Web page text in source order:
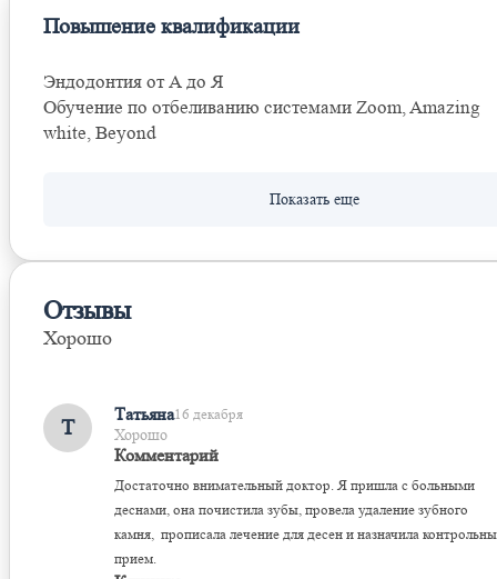
Повышение квалификации
Эндодонтия от А до Я
Обучение по отбеливанию системами Zoom, Amazing
white, Beyond
Отзывы
Хорошо
Т
Татьяна16 декабря
Хорошо
Комментарий
Достаточно внимательный доктор. Я пришла с больными
деснами, она почистила зубы, провела удаление зубного
камня, прописала лечение для десен и назначила
прием.